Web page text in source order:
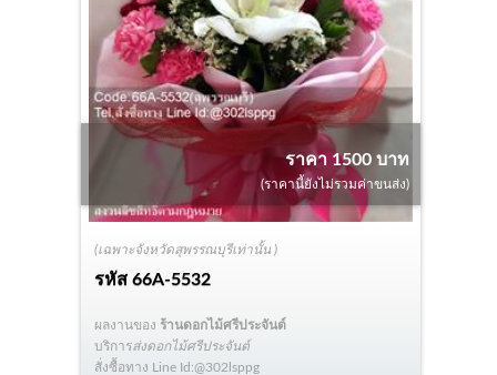
(เฉพาะจังหวัดสุพรรณบุรีเท่านั้น )
รหัส66A-5532
ราคา 1500 บาท
(ราคานี้ยังไม่รวมค่าขนส่ง)
ผลงานของ ร้านดอกไม้ศรีประจันต์
บริการส่งดอกไม้ศรีประจันต์
สั่งซื้อทาง Line Id:@302lsppg